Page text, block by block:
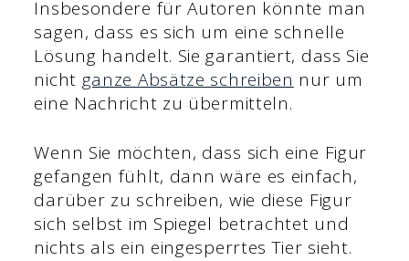
Insbesondere für Autoren könnte man
sagen, dass es sich um eine schnelle
Lösung handelt. Sie garantiert, dass Sie
nicht ganze Absätze schreiben nur um
eine Nachricht zu übermitteln.
Wenn Sie möchten, dass sich eine Figur
gefangen fühlt, dann wäre es einfach,
darüber zu schreiben, wie diese Figur
sich selbst im Spiegel betrachtet und
nichts als ein eingesperrtes Tier sieht.